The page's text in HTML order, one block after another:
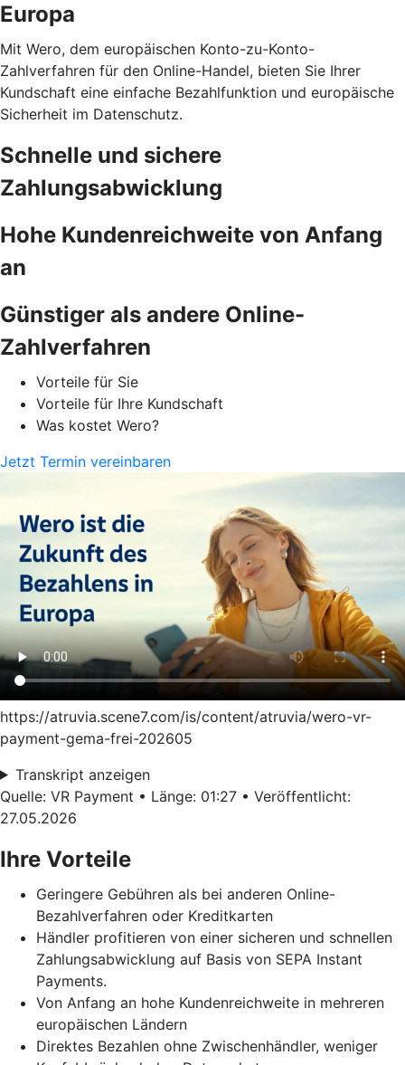
Europa
Mit Wero, dem europäischen Konto-zu-Konto-
Zahlverfahren für den Online-Handel, bieten Sie Ihrer
Kundschaft eine einfache Bezahlfunktion und europäische
Sicherheit im Datenschutz.
Schnelle und sichere
Zahlungsabwicklung
Hohe Kundenreichweite von Anfang
an
Günstiger als andere Online-
Zahlverfahren
Vorteile für Sie
Vorteile für Ihre Kundschaft
Was kostet Wero?
Jetzt Termin vereinbaren
https://atruvia.scene7.com/is/content/atruvia/wero-vr-
payment-gema-frei-202605
Transkript anzeigen
Quelle: VR Payment • Länge: 01:27 • Veröffentlicht:
27.05.2026
Ihre Vorteile
Geringere Gebühren als bei anderen Online-
Bezahlverfahren oder Kreditkarten
Händler profitieren von einer sicheren und schnellen
Zahlungsabwicklung auf Basis von SEPA Instant
Payments.
Von Anfang an hohe Kundenreichweite in mehreren
europäischen Ländern
Direktes Bezahlen ohne Zwischenhändler, weniger